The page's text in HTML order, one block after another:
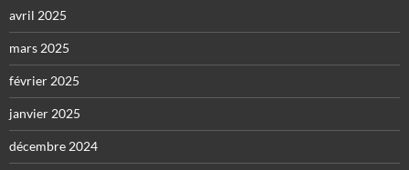
avril 2025
mars 2025
février 2025
janvier 2025
décembre 2024